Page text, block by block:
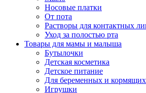
Носовые платки
От пота
Растворы для контактных
Уход за полостью рта
Товары для мамы и малыша
Бутылочки
Детская косметика
Детское питание
Для беременных и
Игрушки